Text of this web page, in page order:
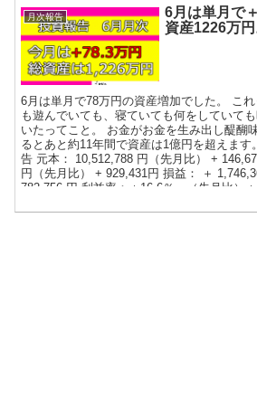
月次報告
6月は単月で
資産1226万円
6月は単月で78万円の資産増加でした。 こ
も遊んでいても、寝ていても何をしていて
いたってこと。 お金がお金を生み出し醍醐
るとあと約11年間で資産は1億円を超えま
告 元本： 10,512,788 円（先月比） +
円（先月比） + 929,431円 損益： ＋
782,756 円 利益率：＋16.6％ （先月比）
月末 6月末 5月対比 a 資産元本
146,675 b 資産合計 12,160,789